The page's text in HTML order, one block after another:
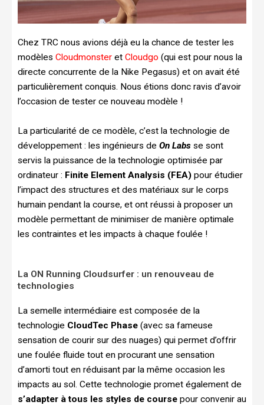
Chez TRC nous avions déjà eu la chance de tester les
modèles Cloudmonster et Cloudgo (qui est pour nous la
directe concurrente de la Nike Pegasus) et on avait été
particulièrement conquis. Nous étions donc ravis d’avoir
l’occasion de tester ce nouveau modèle !
La particularité de ce modèle, c’est la technologie de
développement : les ingénieurs de On Labs se sont
servis la puissance de la technologie optimisée par
ordinateur : Finite Element Analysis (FEA) pour étudier
l’impact des structures et des matériaux sur le corps
humain pendant la course, et ont réussi à proposer un
modèle permettant de minimiser de manière optimale
les contraintes et les impacts à chaque foulée !
La ON Running Cloudsurfer : un renouveau de
technologies
La semelle intermédiaire est composée de la
technologie CloudTec Phase (avec sa fameuse
sensation de courir sur des nuages) qui permet d’offrir
une foulée fluide tout en procurant une sensation
d’amorti tout en réduisant par la même occasion les
impacts au sol. Cette technologie promet également de
s’adapter à tous les styles de course pour convenir au